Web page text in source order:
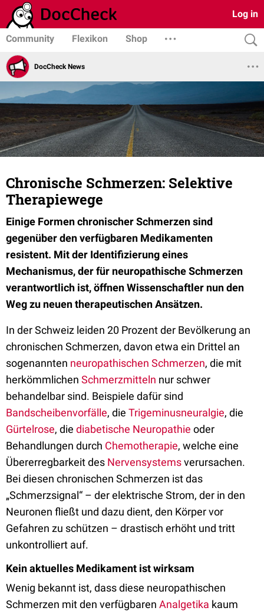
Log in
Community Flexikon Shop
DocCheck News
Chronische Schmerzen: Selektive
Therapiewege
Einige Formen chronischer Schmerzen sind
gegenüber den verfügbaren Medikamenten
resistent. Mit der Identifizierung eines
Mechanismus, der für neuropathische Schmerzen
verantwortlich ist, öffnen Wissenschaftler nun den
Weg zu neuen therapeutischen Ansätzen.
In der Schweiz leiden 20 Prozent der Bevölkerung an
chronischen Schmerzen, davon etwa ein Drittel an
sogenannten neuropathischen Schmerzen, die mit
herkömmlichen Schmerzmitteln nur schwer
behandelbar sind. Beispiele dafür sind
Bandscheibenvorfälle, die Trigeminusneuralgie, die
Gürtelrose, die diabetische Neuropathie oder
Behandlungen durch Chemotherapie, welche eine
Übererregbarkeit des Nervensystemsverursachen.
Bei diesen chronischen Schmerzen ist das
„Schmerzsignal“ – der elektrische Strom, der in den
Neuronen fließt und dazu dient, den Körper vor
Gefahren zu schützen – drastisch erhöht und tritt
unkontrolliert auf.
Kein aktuelles Medikament ist wirksam
Wenig bekannt ist, dass diese neuropathischen
Schmerzen mit den verfügbaren Analgetika kaum